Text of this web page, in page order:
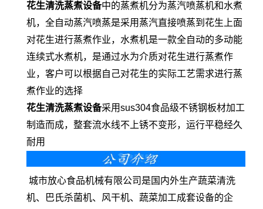
花生清洗蒸煮设备中的蒸煮机分为蒸汽喷蒸机和水煮
机，全自动蒸汽喷蒸是采用蒸汽直接喷蒸到花生上面
对花生进行蒸煮作业，水煮机是一款全自动的多动能
连续式水煮机，是通过水为介质对花生进行蒸煮作
业，客户可以根据自己对花生的实际工艺需求进行蒸
煮作业的选择
花生清洗蒸煮设备采用sus304食品级不锈钢板材加工
制造而成，整套流水线不上锈不变形，运行平稳经久
耐用
城市放心食品机械有限公司是国内外生产蔬菜清洗
机、巴氏杀菌机、风干机、蔬菜加工成套设备的企